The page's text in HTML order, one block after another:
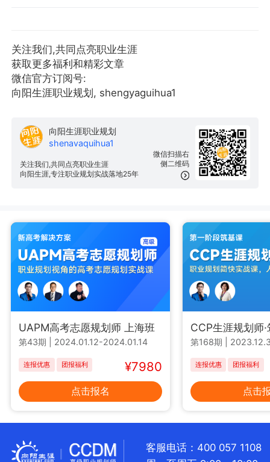
关注我们,共同点亮职业生涯
获取更多福利和精彩文章
微信官方订阅号:
向阳生涯职业规划, shengyaguihua1
微信扫描右
侧二维码
向阳生涯职业规划
shenavaquihua1
关注我们,共同点亮职业生涯
向阳生涯,专注职业规划实战落地25年
UAPM高考志愿规划师 上海班
第43期 2024.01.12-2024.01.14
连报优惠 团报福利 ¥7980
点击报名
CCP生涯规划师
第168期
连报优惠 团报福利
点击
客服电话：400 057 1108